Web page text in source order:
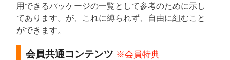
用できるパッケージの一覧として参考のために示し
てあります。が、これに縛られず、自由に組むこと
ができます。
会員共通コンテンツ ※会員特典